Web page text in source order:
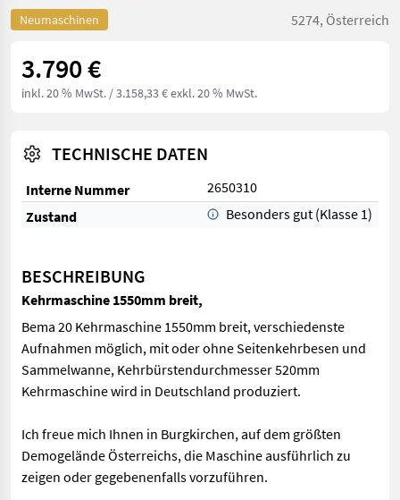
Neumaschinen 5274, Österreich
3.790 €
inkl. 20 % MwSt. / 3.158,33 € exkl. 20 % MwSt.
TECHNISCHE DATEN
Interne Nummer
2650310
Zustand
Besonders gut (Klasse 1)
BESCHREIBUNG
Kehrmaschine 1550mm breit,
Bema 20 Kehrmaschine 1550mm breit, verschiedenste
Aufnahmen möglich, mit oder ohne Seitenkehrbesen und
Sammelwanne, Kehrbürstendurchmesser 520mm
Kehrmaschine wird in Deutschland produziert.
Ich freue mich Ihnen in Burgkirchen, auf dem größten
Demogelände Österreichs, die Maschine ausführlich zu
zeigen oder gegebenenfalls vorzuführen.